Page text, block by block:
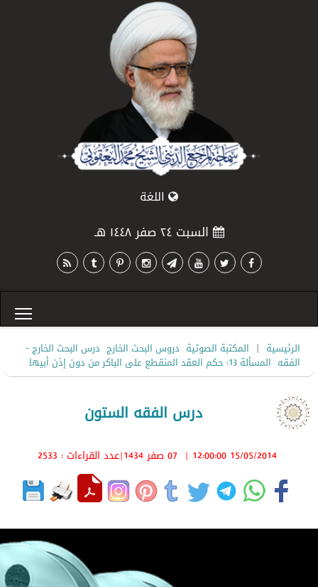
اللغة
السبت ٢٤ صفر ١٤٤٨ هـ
الرئيسية | المكتبة الصوتية دروس البحث الخارج درس البحث الخارج -
الفقه المسألة 13: حكم العقد المنقطع على الباكر من دون إذن أبيها
درس الفقه الستون
15/05/2014 12:00:00
| 07 صفر 1434 |عدد القراءات : 2533